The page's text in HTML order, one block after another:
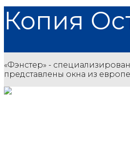
Копия
«Фэнстер» -
представлены окна из